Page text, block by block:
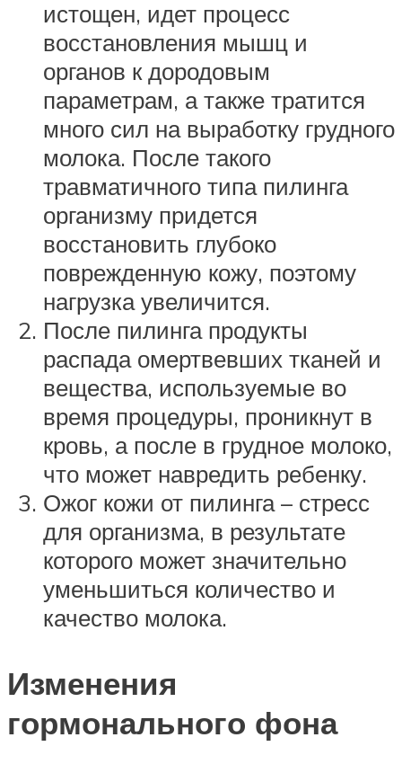
истощен, идет процесс
восстановления мышц и
органов к дородовым
параметрам, а также тратится
много сил на выработку грудного
молока. После такого
травматичного типа пилинга
организму придется
восстановить глубоко
поврежденную кожу, поэтому
нагрузка увеличится.
После пилинга продукты
распада омертвевших тканей и
вещества, используемые во
время процедуры, проникнут в
кровь, а после в грудное молоко,
что может навредить ребенку.
Ожог кожи от пилинга – стресс
для организма, в результате
которого может значительно
уменьшиться количество и
качество молока.
Изменения
гормонального фона